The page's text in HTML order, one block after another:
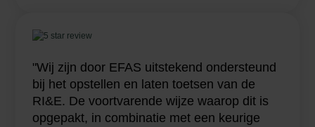
"Wij zijn door EFAS uitstekend ondersteund
bij het opstellen en laten toetsen van de
RI&E. De voortvarende wijze waarop dit is
opgepakt, in combinatie met een keurige